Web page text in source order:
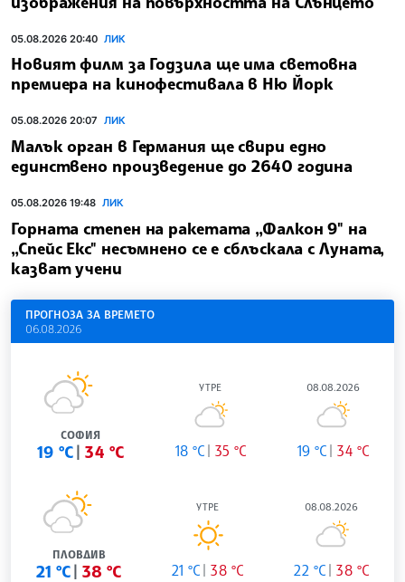
05.08.2026 20:40 ЛИК
Новият филм за Годзила ще има световна
премиера на кинофестивала в Ню Йорк
05.08.2026 20:07 ЛИК
Малък орган в Германия ще свири едно
единствено произведение до 2640 година
05.08.2026 19:48 ЛИК
Горната степен на ракетата „Фалкон 9" на
„Спейс Екс" несъмнено се е сблъскала с Луната,
казват учени
ПРОГНОЗА ЗА ВРЕМЕТО
06.08.2026
СОФИЯ
19 °C 34 °C
УТРЕ
18 °C 35 °C
08.08.2026
19 °C 34 °C
ПЛОВДИВ
21 °C 38 °C
УТРЕ
21 °C 38 °C
08.08.2026
22 °C 38 °C